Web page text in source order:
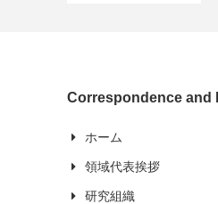
Correspondence and
ホーム
領域代表挨拶
研究組織